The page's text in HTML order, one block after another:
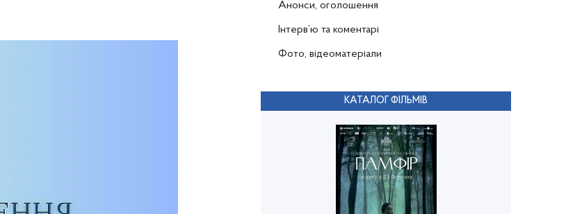
Анонси, оголошення
Інтерв’ю та коментарі
Фото, відеоматеріали
КАТАЛОГ ФІЛЬМІВ